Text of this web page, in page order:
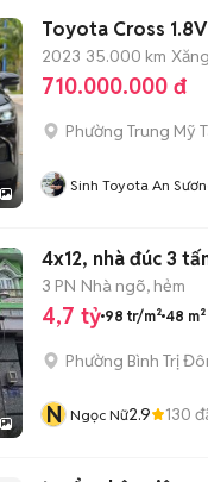
Toyota Cross
2023 35.000 km Xăng
710.000.000 đ
Phường Trung Mỹ
Sinh Toyota An
4x12, nhà đúc 3
3 PN Nhà ngõ, hẻm
4,7 tỷ 98 tr/m² 48 m²
Phường Bình Trị
N Ngọc Nữ2.9 130